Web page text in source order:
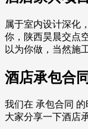
属于室内设计深化
你，陕西昊晨交点
以为你做，当然施
酒店承包合
我们在 承包合同
大家分享一下酒店